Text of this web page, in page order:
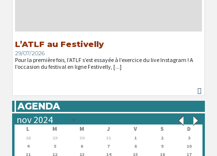
L’ATLF au Festivelly
29/07/2026
Pour la première fois, l’ATLF s’est essayée à l’exercice du live Instagram ! A
l’occasion du festival en ligne Festivelly, [...]
AGENDA
L M M J V S D
28 29 30 31 1 2
3
4
5 6 7 8 9
10
11
12 13 14 15 16
17